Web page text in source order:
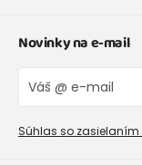
Tabuľka veľkostí
Vrátenie tovaru
Reklamačný
O nás
Blog
Veľkoobchod
Kolekcie tovaru
Novinky na e-mail
Súhlas so zasielaním